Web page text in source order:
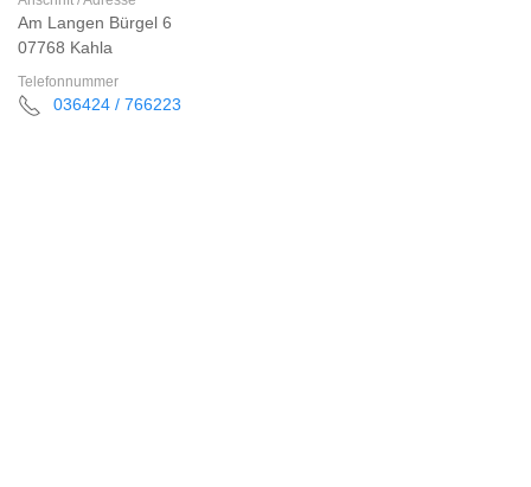
Am Langen Bürgel 6
07768 Kahla
Telefonnummer
036424 / 766223